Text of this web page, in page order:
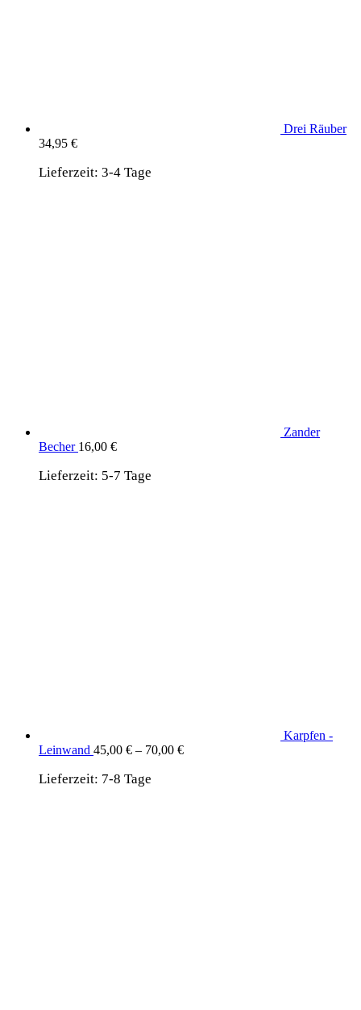
Drei Räuber
34,95 €
Lieferzeit: 3-4 Tage
Zander
Becher 16,00 €
Lieferzeit: 5-7 Tage
Karpfen -
Leinwand 45,00 € – 70,00 €
Lieferzeit: 7-8 Tage